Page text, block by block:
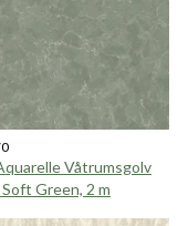
Våtrumsgolv
Green, 2 m